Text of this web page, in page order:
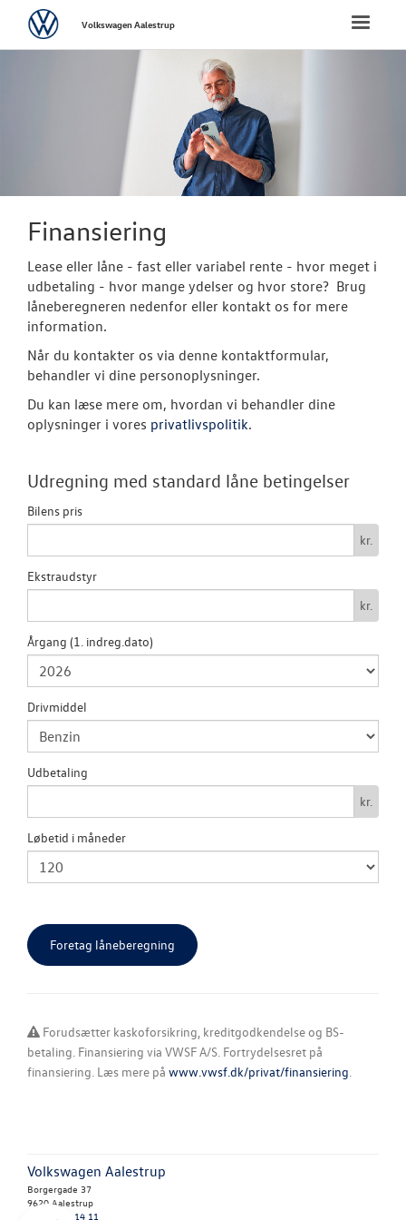
Elektrisk
ID. Polo
ID.3 Neo
ID.5
Aktuelle
ID. Cross
ID. Buzz
ID.7 og ID.7
Garanti
NYE VAREBILER
TILBEHØR
Toggle
VolkswagenVolkswagen Aalestrup
Finansiering
Lease eller låne - fast eller variabel rente - hvor meget i
udbetaling - hvor mange ydelser og hvor store? Brug
låneberegneren nedenfor eller kontakt os for mere
information.
Når du kontakter os via denne kontaktformular,
behandler vi dine personoplysninger.
Du kan læse mere om, hvordan vi behandler dine
oplysninger i vores privatlivspolitik.
Udregning med standard låne betingelser
Bilens pris
kr.
Ekstraudstyr
kr.
Årgang (1. indreg.dato)
Drivmiddel
Udbetaling
kr.
Løbetid i måneder
Forudsætter kaskoforsikring, kreditgodkendelse og BS-
betaling. Finansiering via VWSF A/S. Fortrydelsesret på
finansiering. Læs mere på www.vwsf.dk/privat/finansiering
Volkswagen Aalestrup
Borgergade 37
9620 Aalestrup
98 64 14 11